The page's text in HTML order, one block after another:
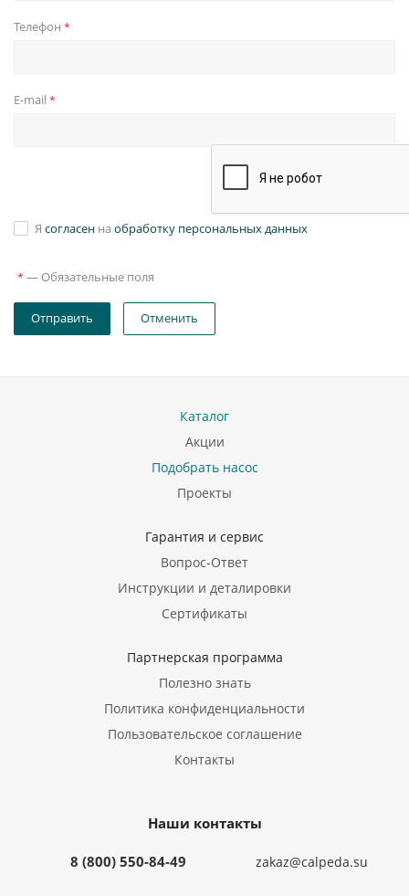
Телефон *
E-mail *
Я согласен на обработку персональных данных
* — Обязательные поля
Отправить Отменить
Каталог
Акции
Подобрать насос
Проекты
Гарантия и сервис
Вопрос-Ответ
Инструкции и деталировки
Сертификаты
Партнерская программа
Полезно знать
Политика конфиденциальности
Пользовательское соглашение
Контакты
Наши контакты
8 (800) 550-84-49 zakaz@calpeda.su